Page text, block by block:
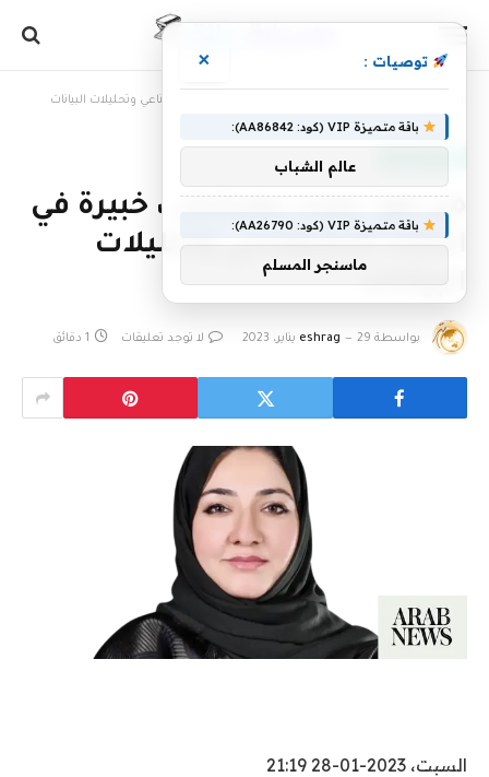
من هو: علياء بهنشال ، خبيرة في الذكاء الاصطناعي وتحليلات البيانات
من هو: علياء بهنشال ، خبيرة في
الذكاء الاصطناعي وتحليلات
البيانات
بواسطة eshrag 29 يناير، 2023 لا توجد تعليقات 1 دقائق
السبت، 2023-01-28 21:19
توصيات : ×
باقة متميزة VIP (كود: AA86842):
عالم الشباب
باقة متميزة VIP (كود: AA26790):
ماسنجر المسلم